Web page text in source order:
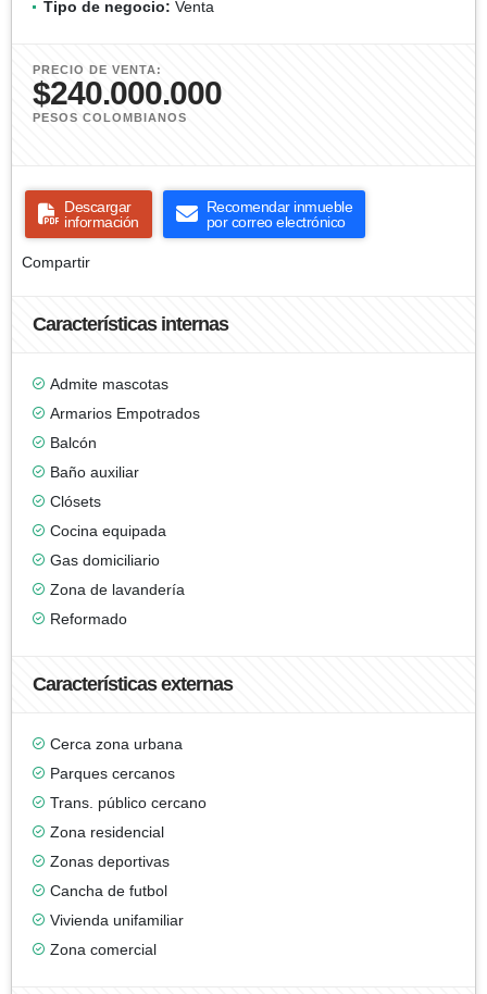
Tipo de negocio: Venta
PRECIO DE VENTA:
$240.000.000
PESOS COLOMBIANOS
Descargar
información
Recomendar inmueble
por correo electrónico
Compartir
Características internas
Admite mascotas
Armarios Empotrados
Balcón
Baño auxiliar
Clósets
Cocina equipada
Gas domiciliario
Zona de lavandería
Reformado
Características externas
Cerca zona urbana
Parques cercanos
Trans. público cercano
Zona residencial
Zonas deportivas
Cancha de futbol
Vivienda unifamiliar
Zona comercial